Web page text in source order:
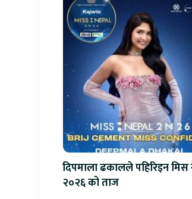
दिपमाला ढकालले पहिरिइन
२०२६ को ताज